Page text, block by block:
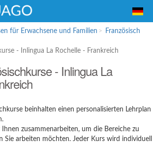
und
für Schüler
für Erwachsene und Familien
Französisch
- Inlingua La Rochelle - Frankreich
- Inlingua La
beinhalten einen personalisierten Lehrplan
zusammenarbeiten, um die Bereiche zu
Sie arbeiten möchten. Jeder Kurs wird individuell